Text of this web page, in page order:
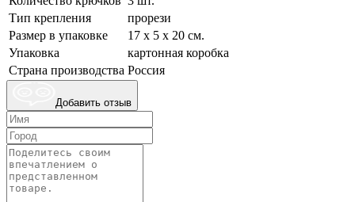
Тип крепления
прорези
Размер в упаковке
17 х 5 х 20 см.
Упаковка
картонная коробка
Страна производства Россия
Добавить отзыв